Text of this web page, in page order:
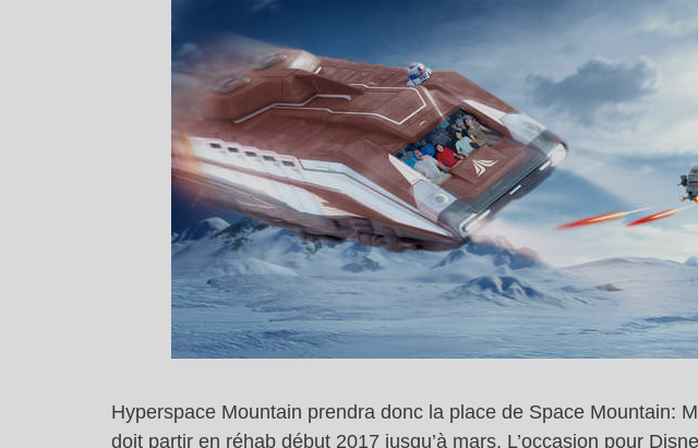
Hyperspace Mountain prendra donc la place de Space Mountain:
doit partir en réhab début 2017 jusqu’à mars. L’occasion pour